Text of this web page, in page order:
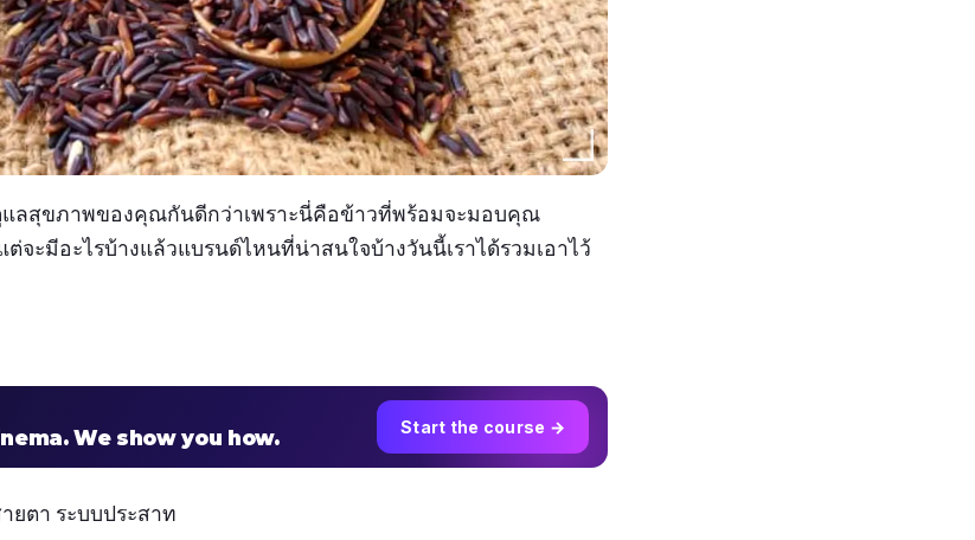
แลสุขภาพของคุณกันดีกว่าเพราะนี่คือข้าวที่พร้อมจะมอบคุณ
ะมีอะไรบ้างแล้วแบรนด์ไหนที่น่าสนใจบ้างวันนี้เราได้รวมเอาไว้
We show you how. Start the course →
ยตา ระบบประสาท